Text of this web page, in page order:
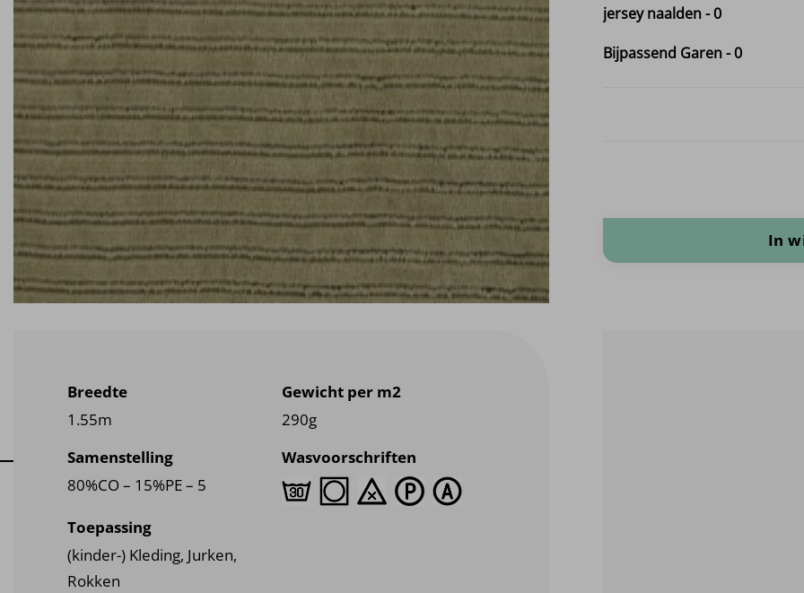
jersey naalden-0
Bijpassend Garen-0
In
Breedte
1.55m
Gewicht per m2
290g
Samenstelling
80%CO – 15%PE – 5
Wasvoorschriften
Toepassing
(kinder-) Kleding, Jurken,
Rokken